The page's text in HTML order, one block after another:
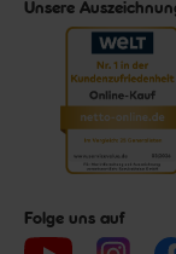
Unsere
Folge uns auf